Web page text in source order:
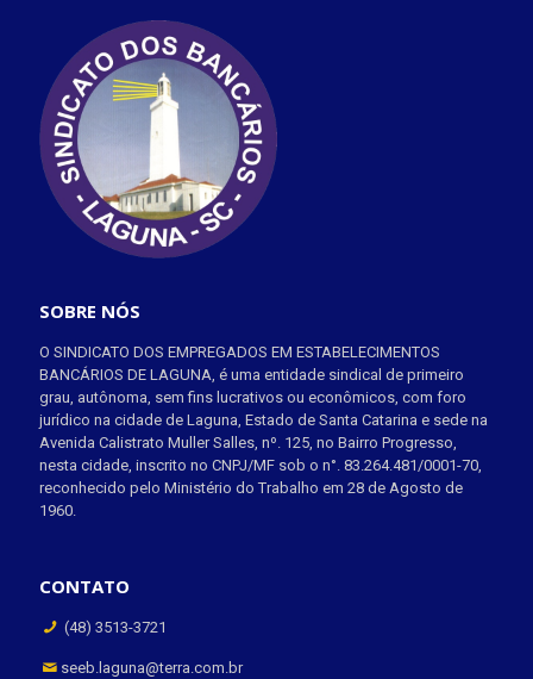
SOBRE NÓS
O SINDICATO DOS EMPREGADOS EM ESTABELECIMENTOS
BANCÁRIOS DE LAGUNA, é uma entidade sindical de primeiro
grau, autônoma, sem fins lucrativos ou econômicos, com foro
jurídico na cidade de Laguna, Estado de Santa Catarina e sede na
Avenida Calistrato Muller Salles, nº. 125, no Bairro Progresso,
nesta cidade, inscrito no CNPJ/MF sob o n°. 83.264.481/0001-70,
reconhecido pelo Ministério do Trabalho em 28 de Agosto de
1960.
CONTATO
(48) 3513-3721
seeb.laguna@terra.com.br